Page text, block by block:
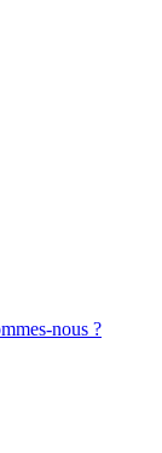
nous ?